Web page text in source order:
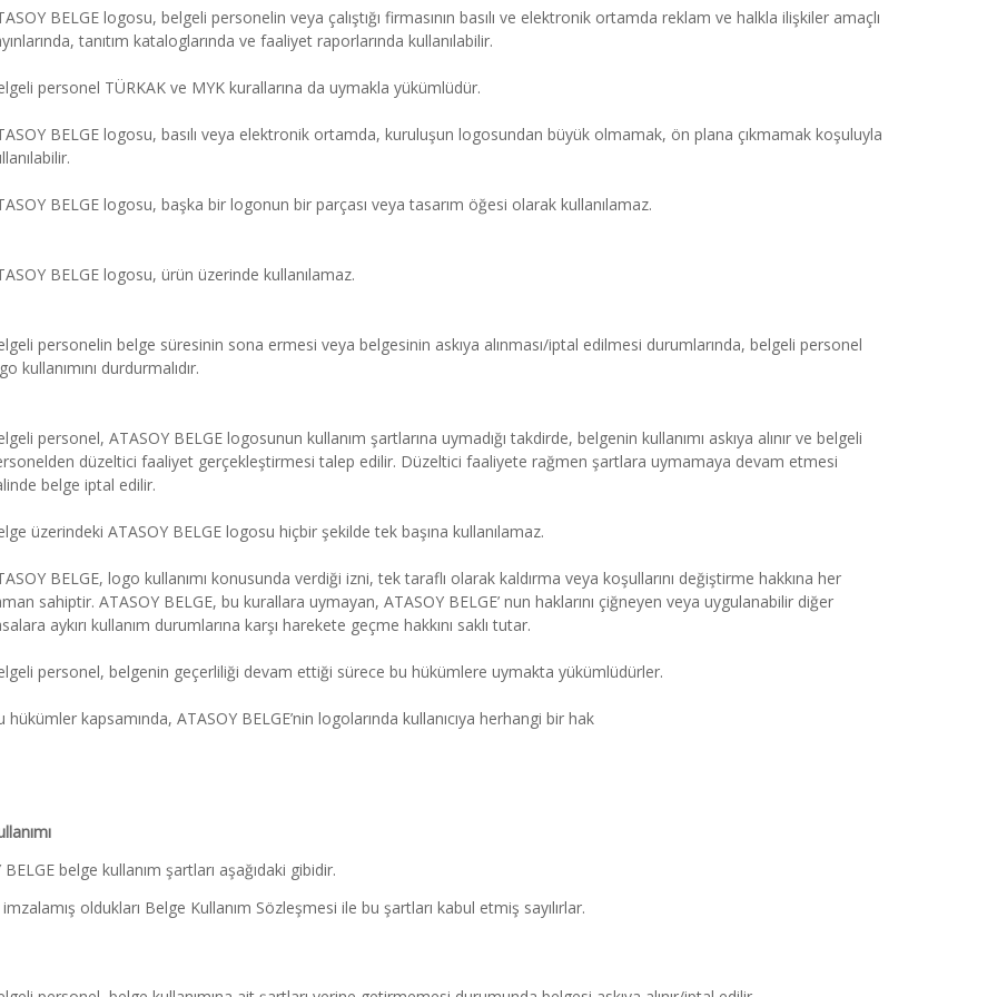
BELGE logosu, belgeli personelin veya çalıştığı firmasının basılı ve elektronik ortamda reklam ve halkla ilişkiler amaçlı
tanıtım kataloglarında ve faaliyet raporlarında kullanılabilir.
personel TÜRKAK ve MYK kurallarına da uymakla yükümlüdür.
BELGE logosu, basılı veya elektronik ortamda, kuruluşun logosundan büyük olmamak, ön plana çıkmamak koşuluyla
BELGE logosu, başka bir logonun bir parçası veya tasarım öğesi olarak kullanılamaz.
BELGE logosu, ürün üzerinde kullanılamaz.
personelin belge süresinin sona ermesi veya belgesinin askıya alınması/iptal edilmesi durumlarında, belgeli personel
kullanımını durdurmalıdır.
personel, ATASOY BELGE logosunun kullanım şartlarına uymadığı takdirde, belgenin kullanımı askıya alınır ve belgeli
düzeltici faaliyet gerçekleştirmesi talep edilir. Düzeltici faaliyete rağmen şartlara uymamaya devam etmesi
belge iptal edilir.
üzerindeki ATASOY BELGE logosu hiçbir şekilde tek başına kullanılamaz.
BELGE, logo kullanımı konusunda verdiği izni, tek taraflı olarak kaldırma veya koşullarını değiştirme hakkına her
sahiptir. ATASOY BELGE, bu kurallara uymayan, ATASOY BELGE’ nun haklarını çiğneyen veya uygulanabilir diğer
aykırı kullanım durumlarına karşı harekete geçme hakkını saklı tutar.
personel, belgenin geçerliliği devam ettiği sürece bu hükümlere uymakta yükümlüdürler.
hükümler kapsamında, ATASOY BELGE’nin logolarında kullanıcıya herhangi bir hak
BELGE belge kullanım şartları aşağıdaki gibidir.
oldukları Belge Kullanım Sözleşmesi ile bu şartları kabul etmiş sayılırlar.